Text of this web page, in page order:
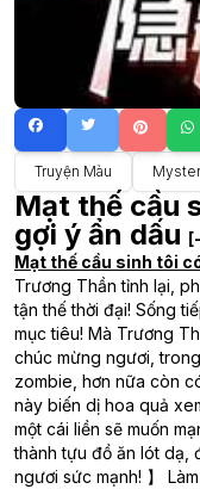
Truyện Màu
Mạt thế cầu
gợi ý ẩn dấu
Mạt thế cầu sinh tôi
Trương Thần tỉnh lại,
tận thế thời đại! Sống
mục tiêu! Mà Trương
chúc mừng ngươi,
zombie, hơn nữa còn
này biến dị hoa quả
một cái liền sẽ muốn
thành tựu đồ ăn lót dạ,
ngươi sức mạnh! 】